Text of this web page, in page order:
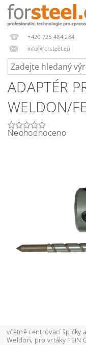
+420 725 484 284
info@forsteel.eu
ADAPTÉR
WELDON/
Neohodnoceno
včetně centrovací
Weldon, pro vrtáky FEIN